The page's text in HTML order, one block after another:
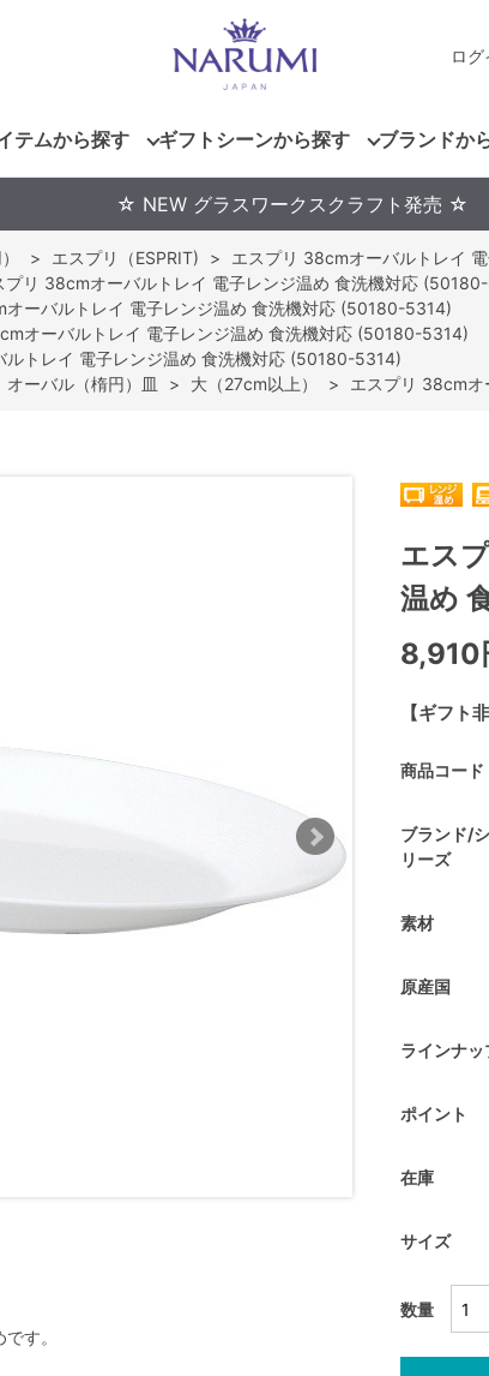
ログ
テムから探す ギフトシーンから探す ブランドか
☆ NEW グラスワークスクラフト発売 ☆
> エスプリ（ESPRIT) >
エスプリ 38cmオーバルトレイ
プリ 38cmオーバルトレイ 電子レンジ温め 食洗機対応
オーバルトレイ 電子レンジ温め 食洗機対応 (50180-5314)
オーバルトレイ 電子レンジ温め 食洗機対応 (50180-5314)
ルトレイ 電子レンジ温め 食洗機対応 (50180-5314)
オーバル（楕円）皿 > 大（27cm以上） > エスプリ 38cm
す。
【ギフト
エス
温め
8,910
数量
商品コード
ブランド/シ
リーズ
素材
原産国
ラインナッ
ポイント
在庫
サイズ